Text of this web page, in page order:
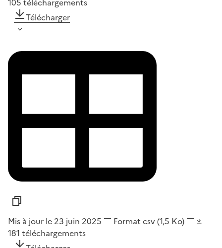
105 téléchargements
Télécharger
Mis à jour le 23 juin 2025 Format csv(1,5 Ko)
181 téléchargements